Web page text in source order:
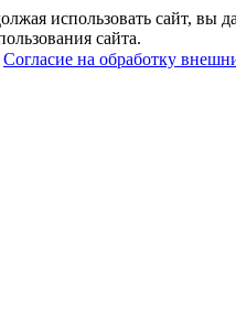
использовать сайт, вы
сайта.
Согласие на обработку